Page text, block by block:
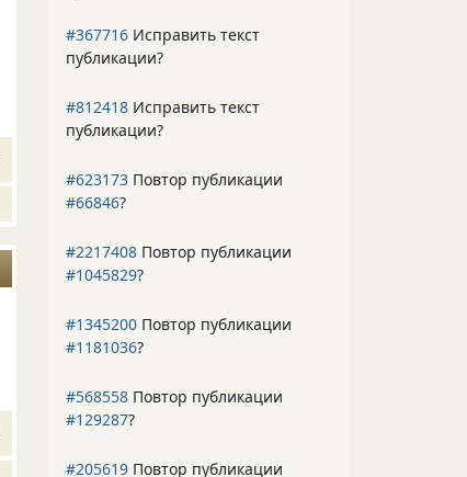
#367716 Исправить текст
публикации?
#812418 Исправить текст
публикации?
#623173 Повтор публикации
#66846?
#2217408 Повтор публикации
#1045829?
#1345200 Повтор публикации
#1181036?
#568558 Повтор публикации
#129287?
#205619 Повтор публикации